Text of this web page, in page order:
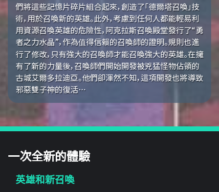
們將這些記憶片碎片組合起來，創造了「德爾塔召喚」技
術，用於召喚新的英雄。此外，考慮到任何人都能輕易利
用資源召喚英雄的危險性，阿克拉斯召喚殿堂發行了“勇
者之力水晶”，作為值得信賴的召喚師的證明。規則也進
行了修改，只有強大的召喚師才能召喚強大的英雄。在擁
有了新的力量後，召喚師們開始開發被兇猛怪物佔領的
古城艾爾多拉迪亞。他們卻渾然不知，這項開發也將導致
邪惡雙子神的復活…
一次全新的體驗
英雄和新召喚